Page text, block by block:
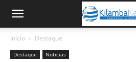
Início Destaque
Destaque Noticias